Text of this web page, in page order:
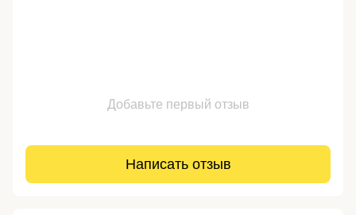
Добавьте первый отзыв
Написать отзыв